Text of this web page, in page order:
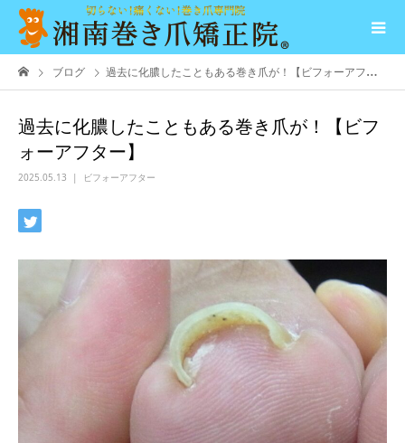
ブログ 過去に化膿したこともある巻き爪が！【ビフォーアフター】
過去に化膿したこともある巻き爪が！【ビフ
ォーアフター】
2025.05.13 ビフォーアフター